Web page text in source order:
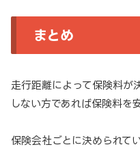
まとめ
走行距離によって保険料が
しない方であれば保険料を
保険会社ごとに決められて